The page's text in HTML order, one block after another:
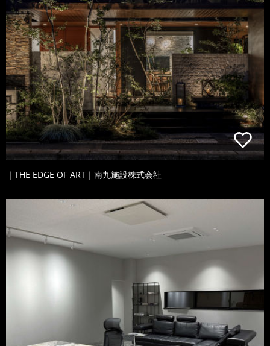
｜THE EDGE OF ART｜南九施設株式会社